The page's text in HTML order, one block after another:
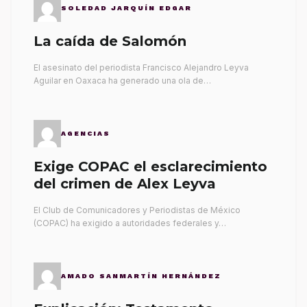
SOLEDAD JARQUÍN EDGAR
La caída de Salomón
El asesinato del periodista Francisco Alejandro Leyva
Aguilar en Oaxaca ha generado una ola de…
AGENCIAS
Exige COPAC el esclarecimiento
del crimen de Alex Leyva
El Club de Comunicadores y Periodistas de México
(COPAC) ha exigido a autoridades federales y…
AMADO SANMARTÍN HERNÁNDEZ